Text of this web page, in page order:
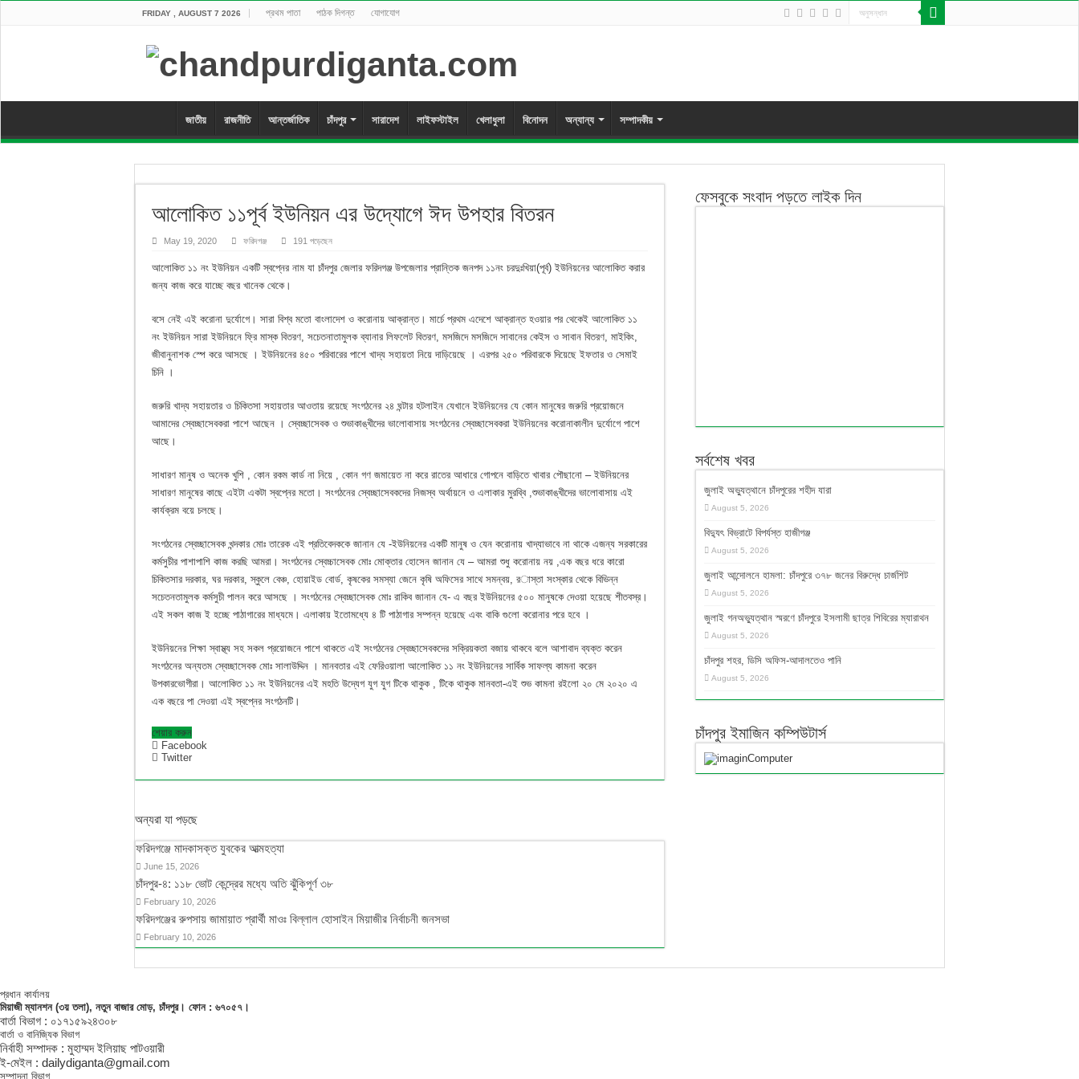
FRIDAY , AUGUST 7 2026 প্রথম পাতা পাঠক দিগন্ত যোগাযোগ
জাতীয় রাজনীতি আন্তর্জাতিক চাঁদপুর সারাদেশ লাইফস্টাইল খেলাধুলা বিনোদন অন্যান্য সম্পাদকীয়
আলোকিত ১১পূর্ব ইউনিয়ন এর উদ্যোগে ঈদ উপহার বিতরন
May 19, 2020 ফরিদগঞ্জ 191 পড়েছেন
আলোকিত ১১ নং ইউনিয়ন একটি স্বপ্নের নাম যা চাঁদপুর জেলার ফরিদগঞ্জ উপজেলার প্রান্তিক জনপদ ১১নং চরদুঃখিয়া(পূর্ব) ইউনিয়নের আলোকিত করার
জন্য কাজ করে যাচ্ছে বছর খানেক থেকে।
বসে নেই এই করোনা দুর্যোগে। সারা বিশ্ব মতো বাংলাদেশ ও করোনায় আক্রান্ত। মার্চে প্রথম এদেশে আক্রান্ত হওয়ার পর থেকেই আলোকিত ১১
নং ইউনিয়ন সারা ইউনিয়নে ফ্রি মাস্ক বিতরণ, সচেতনাতামুলক ব্যানার লিফলেট বিতরণ, মসজিদে মসজিদে সাবানের কেইস ও সাবান বিতরণ, মাইকিং,
জীবানুনাশক স্পে করে আসছে । ইউনিয়নের ৪৫০ পরিবারের পাশে খাদ্য সহায়তা নিয়ে দাড়িয়েছে । এরপর ২৫০ পরিবারকে দিয়েছে ইফতার ও সেমাই
চিনি ।
জরুরি খাদ্য সহায়তার ও চিকিতসা সহায়তার আওতায় রয়েছে সংগঠনের ২৪ ঘন্টার হটলাইন যেখানে ইউনিয়নের যে কোন মানুষের জরুরি প্রয়োজনে
আমাদের স্বেচ্ছাসেবকরা পাশে আছেন । স্বেচ্ছাসেবক ও শুভাকাঙ্খীদের ভালোবাসায় সংগঠনের স্বেচ্ছাসেবকরা ইউনিয়নের করোনাকালীন দুর্যোগে পাশে
আছে।
সাধারণ মানুষ ও অনেক খুশি , কোন রকম কার্ড না নিয়ে , কোন গণ জমায়েত না করে রাতের আধারে গোপনে বাড়িতে খাবার পৌছানো – ইউনিয়নের
সাধারণ মানুষের কাছে এইটা একটা স্বপ্নের মতো। সংগঠনের স্বেচ্ছাসেবকদের নিজস্ব অর্থায়নে ও এলাকার মুরব্বি ,শুভাকাঙ্খীদের ভালোবাসায় এই
কার্যক্রম বয়ে চলছে।
সংগঠনের স্বেচ্ছাসেবক খন্দকার মোঃ তারেক এই প্রতিবেদককে জানান যে -ইউনিয়নের একটি মানুষ ও যেন করোনায় খাদ্যাভাবে না থাকে এজন্য সরকারের
কর্মসুচীর পাশাপাশি কাজ করছি আমরা। সংগঠনের স্বেচ্চাসেবক মোঃ মোক্তার হোসেন জানান যে – আমরা শুধু করোনায় নয় ,এক বছর ধরে কারো
চিকিতসার দরকার, ঘর দরকার, স্কুলে বেঞ্চ, হোয়াইড বোর্ড, কৃষকের সমস্যা জেনে কৃষি অফিসের সাথে সমন্বয়, রাস্তা সংস্কার থেকে বিভিন্ন
সচেতনতামুলক কর্মসুচী পালন করে আসছে । সংগঠনের স্বেচ্ছাসেবক মোঃ রাকিব জানান যে- এ বছর ইউনিয়নের ৫০০ মানুষকে দেওয়া হয়েছে শীতবস্র।
এই সকল কাজ ই হচ্ছে পাঠাগারের মাধ্যমে। এলাকায় ইতোমধ্যে ৪ টি পাঠাগার সম্পন্ন হয়েছে এবং বাকি গুলো করোনার পরে হবে ।
ইউনিয়নের শিক্ষা স্বাস্থ্য সহ সকল প্রয়োজনে পাশে থাকতে এই সংগঠনের স্বেচ্ছাসেবকদের সক্রিয়কতা বজায় থাকবে বলে আশাবাদ ব্যক্ত করেন
সংগঠনের অন্যতম স্বেচ্ছাসেবক মোঃ সালাউদ্দিন । মানবতার এই ফেরিওয়ালা আলোকিত ১১ নং ইউনিয়নের সার্বিক সাফল্য কামনা করেন
উপকারভোগীরা। আলোকিত ১১ নং ইউনিয়নের এই মহতি উদ্যেগ যুগ যুগ টিকে থাকুক , টিকে থাকুক মানবতা-এই শুভ কামনা রইলো ২০ মে ২০২০ এ
এক বছরে পা দেওয়া এই স্বপ্নের সংগঠনটি।
শেয়ার করুন
Facebook
Twitter
অন্যরা যা পড়ছে
ফরিদগঞ্জে মাদকাসক্ত যুবকের আত্মহত্যা
June 15, 2026
চাঁদপুর-৪: ১১৮ ভোট কেন্দ্রের মধ্যে অতি ঝুঁকিপূর্ণ ৩৮
February 10, 2026
ফরিদগঞ্জের রুপসায় জামায়াত প্রার্থী মাওঃ বিল্লাল হোসাইন মিয়াজীর নির্বাচনী জনসভা
February 10, 2026
ফেসবুকে সংবাদ পড়তে লাইক দিন
সর্বশেষ খবর
জুলাই অভ্যুত্থানে চাঁদপুরের শহীদ যারা
August 5, 2026
বিদ্যুৎ বিভ্রাটে বিপর্যস্ত হাজীগঞ্জ
August 5, 2026
জুলাই আন্দোলনে হামলা: চাঁদপুরে ৩৭৮ জনের বিরুদ্ধে চার্জশিট
August 5, 2026
জুলাই গনঅভ্যুত্থান স্মরণে চাঁদপুরে ইসলামী ছাত্র শিবিরের ম্যারাথন
August 5, 2026
চাঁদপুর শহর, ডিসি অফিস-আদালতেও পানি
August 5, 2026
চাঁদপুর ইমাজিন কম্পিউটার্স
প্রধান কার্যালয়
মিয়াজী ম্যানশন (৩য় তলা), নতুন বাজার মোড়, চাঁদপুর। ফোন : ৬৭০৫৭।
বার্তা বিভাগ : ০১৭১৫৯২৪৩০৮
বার্তা ও বানিজ্যিক বিভাগ
নির্বাহী সম্পাদক : মুহাম্মদ ইলিয়াছ পাটওয়ারী
ই-মেইল : dailydiganta@gmail.com
সম্পাদনা বিভাগ